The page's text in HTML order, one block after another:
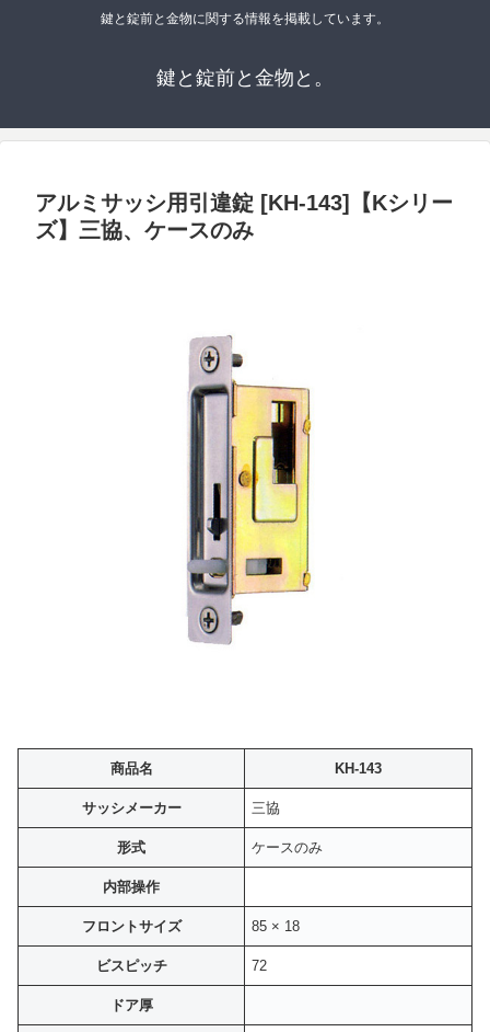
鍵と錠前と金物に関する情報を掲載しています。
鍵と錠前と金物と。
アルミサッシ用引違錠 [KH-143]【Kシリー
ズ】三協、ケースのみ
商品名 KH-143
サッシメーカー 三協
形式 ケースのみ
内部操作
フロントサイズ 85 × 18
ビスピッチ 72
ドア厚